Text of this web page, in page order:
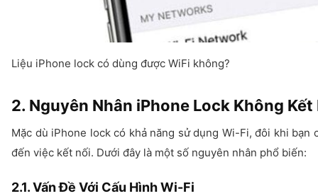
Liệu iPhone lock có dùng được WiFi không?
2. Nguyên Nhân iPhone Lock Không
Mặc dù iPhone lock có khả năng sử dụng Wi-Fi, đôi khi bạn
đến việc kết nối. Dưới đây là một số nguyên nhân phổ biến:
2.1. Vấn Đề Với Cấu Hình Wi-Fi